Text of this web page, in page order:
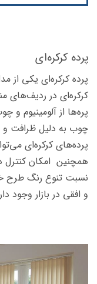
پرده کرکره‌ای
پرده کرکره‌ای یکی از
کرکره‌ای در ردیف‌های
پره‌ها از آلومینیوم
چوب به دلیل ظرافت و
پرده‌های کرکره‌ای
همچنین امکان کنترل
نسبت تنوع رنگ طرح
و افقی در بازار وجود